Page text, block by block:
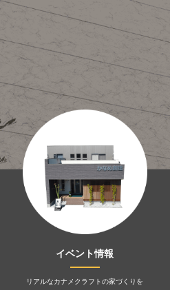
イベント情報
リアルなカナメクラフトの家づくりを